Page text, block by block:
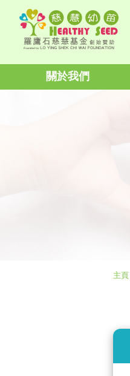
關於我們
主頁